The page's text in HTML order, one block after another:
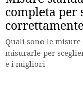
completa per
Quali sono le
misurarle per
e i migliori